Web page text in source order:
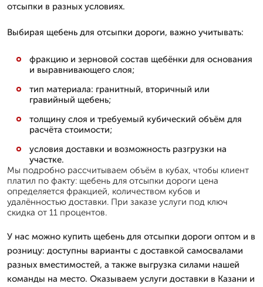
отсыпки в разных условиях.
Выбирая щебень для отсыпки дороги, важно учитывать:
фракцию и зерновой состав щебёнки для основания
и выравнивающего слоя;
тип материала: гранитный, вторичный или
гравийный щебень;
толщину слоя и требуемый кубический объём для
расчёта стоимости;
условия доставки и возможность разгрузки на
участке.
Мы подробно рассчитываем объём в кубах, чтобы клиент
платил по факту: щебень для отсыпки дороги цена
определяется фракцией, количеством кубов и
удалённостью доставки. При заказе услуги под ключ
скидка от 11 процентов.
У нас можно купить щебень для отсыпки дороги оптом и в
розницу: доступны варианты с доставкой самосвалами
разных вместимостей, а также выгрузка силами нашей
команды на место. Оказываем услуги доставки в Казани и